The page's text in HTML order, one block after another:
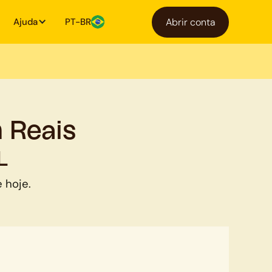
Ajuda PT-BR Abrir conta
hoje.